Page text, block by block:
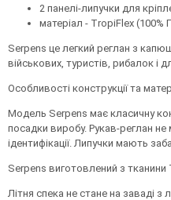
2 панелі-липучки для
матеріал - TropiFlex (100%
Serpens це легкий реглан з
військових, туристів, рибалок
Особливості конструкції та
Модель Serpens має класичну
посадки виробу. Рукав-реглан
ідентифікації. Липучки мають
Serpens виготовлений з
Літня спека не стане на заваді з